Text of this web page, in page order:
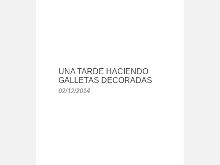
UNA TARDE HACIENDO
GALLETAS DECORADAS
02/12/2014